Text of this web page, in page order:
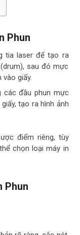
Phun
tia laser để tạo ra
sau đó mực
giấy.
các đầu phun mực
tạo ra hình ảnh
điểm riêng, tùy
chọn loại máy in
Phun